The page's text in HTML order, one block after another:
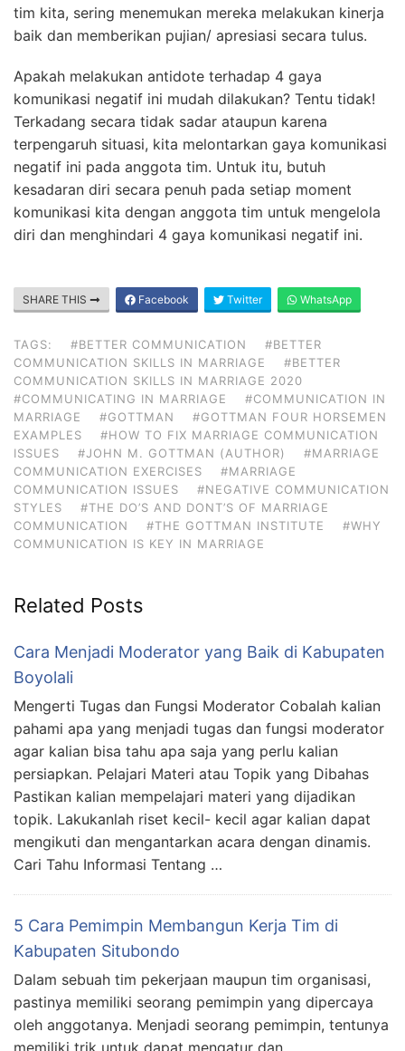
tim kita, sering menemukan mereka melakukan kinerja
baik dan memberikan pujian/ apresiasi secara tulus.
Apakah melakukan antidote terhadap 4 gaya
komunikasi negatif ini mudah dilakukan? Tentu tidak!
Terkadang secara tidak sadar ataupun karena
terpengaruh situasi, kita melontarkan gaya komunikasi
negatif ini pada anggota tim. Untuk itu, butuh
kesadaran diri secara penuh pada setiap moment
komunikasi kita dengan anggota tim untuk mengelola
diri dan menghindari 4 gaya komunikasi negatif ini.
SHARE THIS Facebook Twitter WhatsApp
TAGS: #BETTER COMMUNICATION
#BETTER
COMMUNICATION SKILLS IN MARRIAGE
#BETTER
COMMUNICATION SKILLS IN MARRIAGE 2020
#COMMUNICATING IN MARRIAGE
#COMMUNICATION IN
MARRIAGE
#GOTTMAN
#GOTTMAN FOUR HORSEMEN
EXAMPLES
#HOW TO FIX MARRIAGE COMMUNICATION
ISSUES
#JOHN M. GOTTMAN (AUTHOR)
#MARRIAGE
COMMUNICATION EXERCISES
#MARRIAGE
COMMUNICATION ISSUES
#NEGATIVE COMMUNICATION
STYLES
#THE DO’S AND DONT’S OF MARRIAGE
COMMUNICATION
#THE GOTTMAN INSTITUTE
#WHY
COMMUNICATION IS KEY IN MARRIAGE
Related Posts
Cara Menjadi Moderator yang Baik di Kabupaten
Boyolali
Mengerti Tugas dan Fungsi Moderator Cobalah kalian
pahami apa yang menjadi tugas dan fungsi moderator
agar kalian bisa tahu apa saja yang perlu kalian
persiapkan. Pelajari Materi atau Topik yang Dibahas
Pastikan kalian mempelajari materi yang dijadikan
topik. Lakukanlah riset kecil- kecil agar kalian dapat
mengikuti dan mengantarkan acara dengan dinamis.
Cari Tahu Informasi Tentang …
5 Cara Pemimpin Membangun Kerja Tim di
Kabupaten Situbondo
Dalam sebuah tim pekerjaan maupun tim organisasi,
pastinya memiliki seorang pemimpin yang dipercaya
oleh anggotanya. Menjadi seorang pemimpin, tentunya
memiliki trik untuk dapat mengatur dan